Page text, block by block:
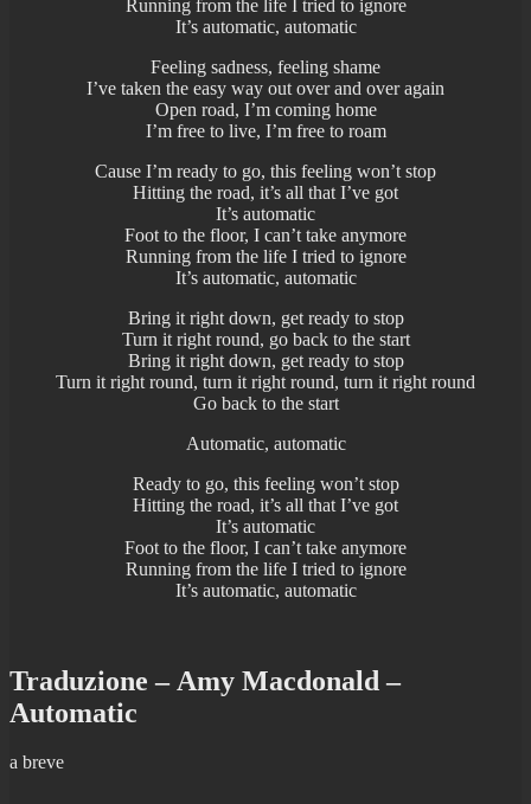
Running from the life I tried to ignore
It’s automatic, automatic
Feeling sadness, feeling shame
I’ve taken the easy way out over and over again
Open road, I’m coming home
I’m free to live, I’m free to roam
Cause I’m ready to go, this feeling won’t stop
Hitting the road, it’s all that I’ve got
It’s automatic
Foot to the floor, I can’t take anymore
Running from the life I tried to ignore
It’s automatic, automatic
Bring it right down, get ready to stop
Turn it right round, go back to the start
Bring it right down, get ready to stop
Turn it right round, turn it right round, turn it right round
Go back to the start
Automatic, automatic
Ready to go, this feeling won’t stop
Hitting the road, it’s all that I’ve got
It’s automatic
Foot to the floor, I can’t take anymore
Running from the life I tried to ignore
It’s automatic, automatic
Traduzione – Amy Macdonald –
Automatic
a breve